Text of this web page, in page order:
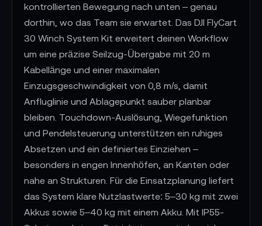
kontrollierten Bewegung nach unten – genau
dorthin, wo das Team sie erwartet. Das DJI FlyCart
30 Winch System Kit erweitert deinen Workflow
um eine präzise Seilzug-Übergabe mit 20 m
Kabellänge und einer maximalen
Einzugsgeschwindigkeit von 0,8 m/s, damit
Anfluglinie und Ablagepunkt sauber planbar
bleiben. Touchdown-Auslösung, Wiegefunktion
und Pendelsteuerung unterstützen ein ruhiges
Absetzen und ein definiertes Einziehen –
besonders in engen Innenhöfen, an Kanten oder
nahe an Strukturen. Für die Einsatzplanung liefert
das System klare Nutzlastwerte: 5–30 kg mit zwei
Akkus sowie 5–40 kg mit einem Akku. Mit IP55-